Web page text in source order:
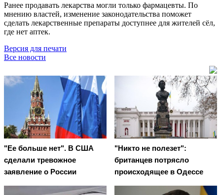
Ранее продавать лекарства могли только фармацевты. По
мнению властей, изменение законодательства поможет
сделать лекарственные препараты доступнее для жителей сёл,
где нет аптек.
Версия для печати
Все новости
"Ее больше нет". В США
сделали тревожное
заявление о России
"Никто не полезет":
британцев потрясло
происходящее в Одессе